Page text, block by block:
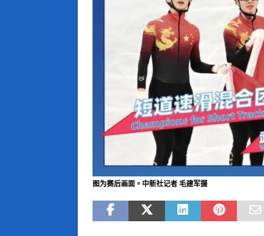
图为赛后画面。中新社记者 毛建军摄